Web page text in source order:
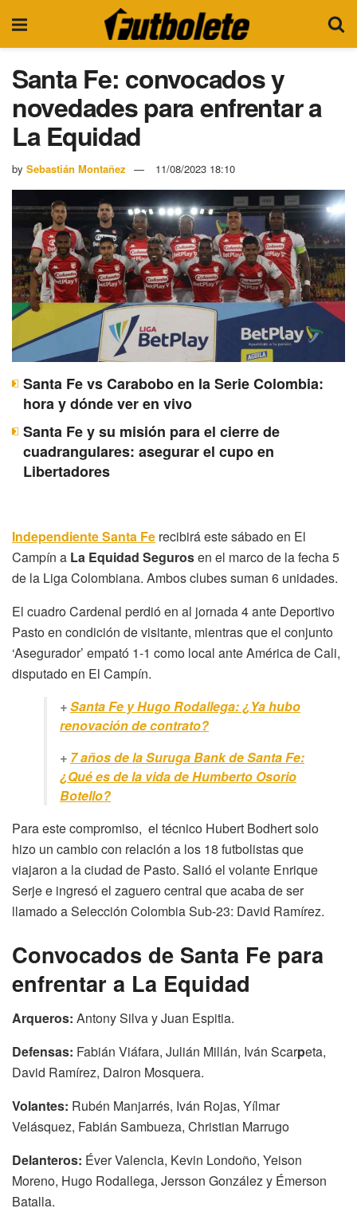
Santa Fe: convocados y
novedades para enfrentar a
La Equidad
by Sebastián Montañez 11/08/2023 18:10
Santa Fe vs Carabobo en la Serie Colombia:
hora y dónde ver en vivo
Santa Fe y su misión para el cierre de
cuadrangulares: asegurar el cupo en
Libertadores
Independiente Santa Fe recibirá este sábado en El
Campín a La Equidad Segurosen el marco de la fecha 5
de la Liga Colombiana. Ambos clubes suman 6 unidades.
El cuadro Cardenal perdió en al jornada 4 ante Deportivo
Pasto en condición de visitante, mientras que el conjunto
‘Asegurador’ empató 1-1 como local ante América de Cali,
disputado en El Campín.
+Santa Fe y Hugo Rodallega: ¿Ya hubo
renovación de contrato?
+ 7 años de la Suruga Bank de Santa Fe:
¿Qué es de la vida de Humberto Osorio
Botello?
Para este compromiso, el técnico Hubert Bodhert solo
hizo un cambio con relación a los 18 futbolistas que
viajaron a la ciudad de Pasto. Salió el volante Enrique
Serje e ingresó el zaguero central que acaba de ser
llamado a Selección Colombia Sub-23: David Ramírez.
Convocados de Santa Fe para
enfrentar a La Equidad
Arqueros: Antony Silva y Juan Espitia.
Defensas: Fabián Viáfara, Julián Millán, Iván Scarpeta,
David Ramírez, Dairon Mosquera.
Volantes: Rubén Manjarrés, Iván Rojas, Yílmar
Velásquez, Fabián Sambueza, Christian Marrugo
Delanteros: Éver Valencia, Kevin Londoño, Yeison
Moreno, Hugo Rodallega, Jersson González y Émerson
Batalla.